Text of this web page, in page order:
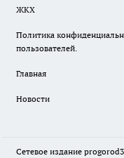
ЖКХ
Политика
пользователей.
Главная
Новости
Сетевое издание